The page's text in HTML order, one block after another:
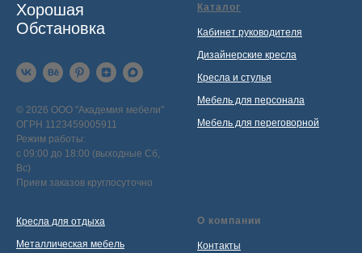
Хорошая
Обстановка
© 2026 ООО "Академия мебели"
ОГРН 1123459005911
Режим работы:
с 09:00 до 18:00 (выходные Сб,
Вс)
Прием заказов круглосуточно
Каталог
Кабинет руководителя
Дизайнерские кресла
Кресла и стулья
Мебель для персонала
Мебель для переговорной
Кресла для отдыха
Металлическая мебель
О компании
Контакты